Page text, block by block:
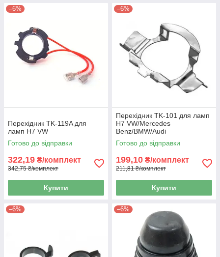
–6%
Перехідник TK-119A для
ламп H7 VW
Готово до відправки
322,19 ₴/комплект
342,75 ₴/комплект
Купити
–6%
Перехідник TK-101 для ламп
H7 VW/Mercedes
Benz/BMW/Audi
Готово до відправки
199,10 ₴/комплект
211,81 ₴/комплект
Купити
–6% –6%